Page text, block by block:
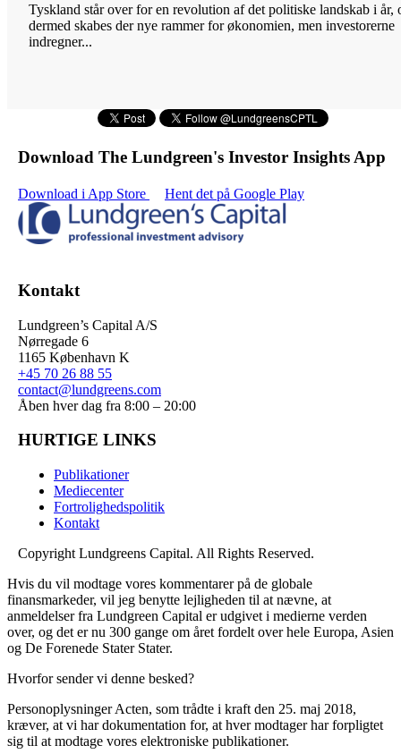
Tyskland står over for en revolution af det politiske landskab i år,
dermed skabes der nye rammer for økonomien, men investorerne
indregner...
Download The Lundgreen's Investor Insights App
Download i App Store Hent det på Google Play
Kontakt
Lundgreen’s Capital A/S
Nørregade 6
1165 København K
+45 70 26 88 55
contact@lundgreens.com
Åben hver dag fra 8:00 – 20:00
HURTIGE LINKS
Publikationer
Mediecenter
Fortrolighedspolitik
Kontakt
Copyright Lundgreens Capital. All Rights Reserved.
Hvis du vil modtage vores kommentarer på de globale
finansmarkeder, vil jeg benytte lejligheden til at nævne, at
anmeldelser fra Lundgreen Capital er udgivet i medierne verden
over, og det er nu 300 gange om året fordelt over hele Europa, Asien
og De Forenede Stater Stater.
Hvorfor sender vi denne besked?
Personoplysninger Acten, som trådte i kraft den 25. maj 2018,
kræver, at vi har dokumentation for, at hver modtager har forpligtet
sig til at modtage vores elektroniske publikationer.